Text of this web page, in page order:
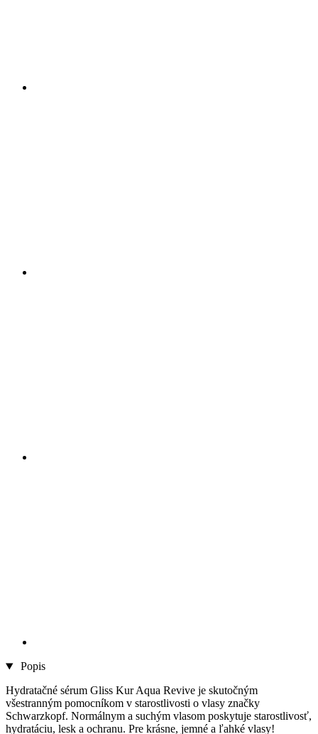
Popis
Hydratačné sérum Gliss Kur Aqua Revive je skutočným
všestranným pomocníkom v starostlivosti o vlasy značky
Schwarzkopf. Normálnym a suchým vlasom poskytuje starostlivosť,
hydratáciu, lesk a ochranu. Pre krásne, jemné a ľahké vlasy!